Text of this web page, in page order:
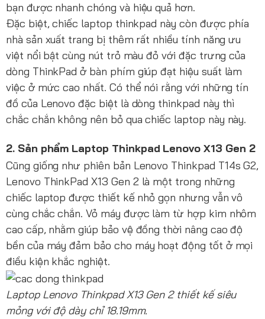
bạn được nhanh chóng và hiệu quả hơn.
Đặc biệt, chiếc laptop thinkpad này còn được phía
nhà sản xuất trang bị thêm rất nhiều tính năng ưu
việt nổi bật cùng nút trỏ màu đỏ với đặc trưng của
dòng ThinkPad ở bàn phím giúp đạt hiệu suất làm
việc ở mức cao nhất. Có thể nói rằng với những tín
đồ của Lenovo đặc biệt là dòng thinkpad này thì
chắc chắn không nên bỏ qua chiếc laptop này này.
2. Sản phẩm Laptop Thinkpad Lenovo X13 Gen 2
Cũng giống như phiên bản Lenovo Thinkpad T14s G2,
Lenovo ThinkPad X13 Gen 2 là một trong những
chiếc laptop được thiết kế nhỏ gọn nhưng vẫn vô
cùng chắc chắn. Vỏ máy được làm từ hợp kim nhôm
cao cấp, nhằm giúp bảo vệ đồng thời nâng cao độ
bền của máy đảm bảo cho máy hoạt động tốt ở mọi
điều kiện khắc nghiệt.
Laptop Lenovo Thinkpad X13 Gen 2 thiết kế siêu
mỏng với độ dày chỉ 18.19mm.